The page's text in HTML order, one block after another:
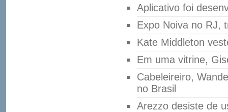
Aplicativo foi
Expo Noiva no RJ,
Kate Middleton
Em uma vitrine,
Cabeleireiro,
no Brasil
Arezzo desiste de